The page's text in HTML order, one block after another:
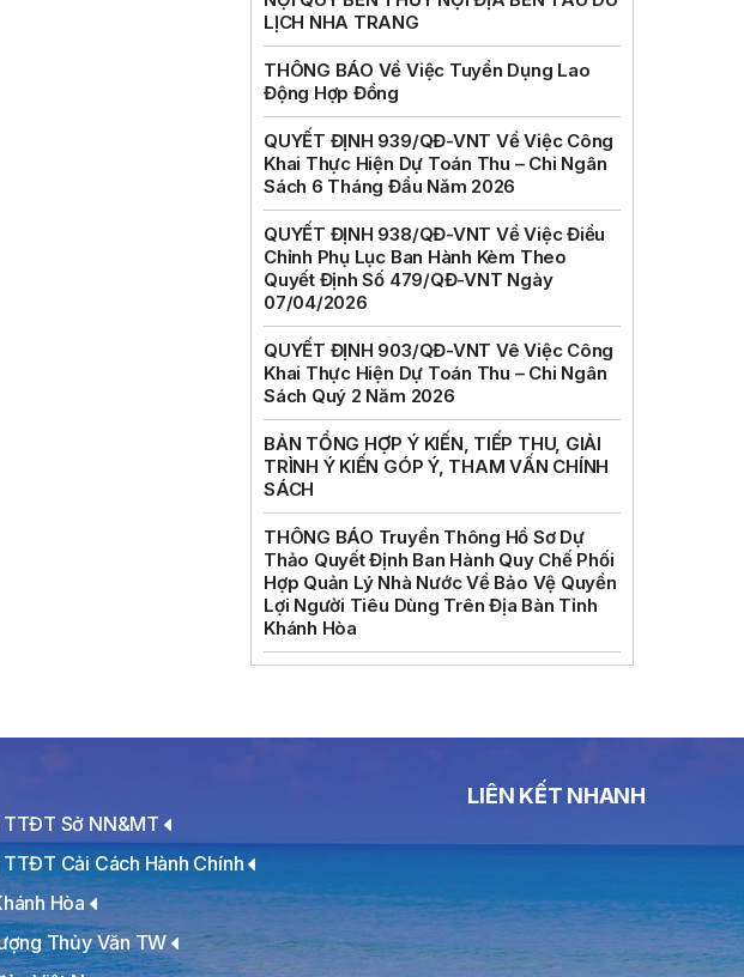
LỊCH NHA TRANG
THÔNG BÁO Về Việc Tuyển Dụng Lao
Động Hợp Đồng
QUYẾT ĐỊNH 939/QĐ-VNT Về Việc Công
Khai Thực Hiện Dự Toán Thu – Chi Ngân
Sách 6 Tháng Đầu Năm 2026
QUYẾT ĐỊNH 938/QĐ-VNT Về Việc Điều
Chỉnh Phụ Lục Ban Hành Kèm Theo
Quyết Định Số 479/QĐ-VNT Ngày
07/04/2026
QUYẾT ĐỊNH 903/QĐ-VNT Vê Việc Công
Khai Thực Hiện Dự Toán Thu – Chi Ngân
Sách Quý 2 Năm 2026
BẢN TỔNG HỢP Ý KIẾN, TIẾP THU, GIẢI
TRÌNH Ý KIẾN GÓP Ý, THAM VẤN CHÍNH
SÁCH
THÔNG BÁO Truyền Thông Hồ Sơ Dự
Thảo Quyết Định Ban Hành Quy Chế Phối
Hợp Quản Lý Nhà Nước Về Bảo Vệ Quyền
Lợi Người Tiêu Dùng Trên Địa Bàn Tỉnh
Khánh Hòa
LIÊN KẾT NHANH
TTĐT Sở NN&MT
Cải Cách Hành Chính
Hòa
Thủy Văn TW